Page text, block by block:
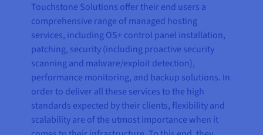
Touchstone Solutions offer their end users a
comprehensive range of managed hosting
services, including OS+ control panel installation,
patching, security (including proactive security
scanning and malware/exploit detection),
performance monitoring, and backup solutions. In
order to deliver all these services to the high
standards expected by their clients, flexibility and
scalability are of the utmost importance when it